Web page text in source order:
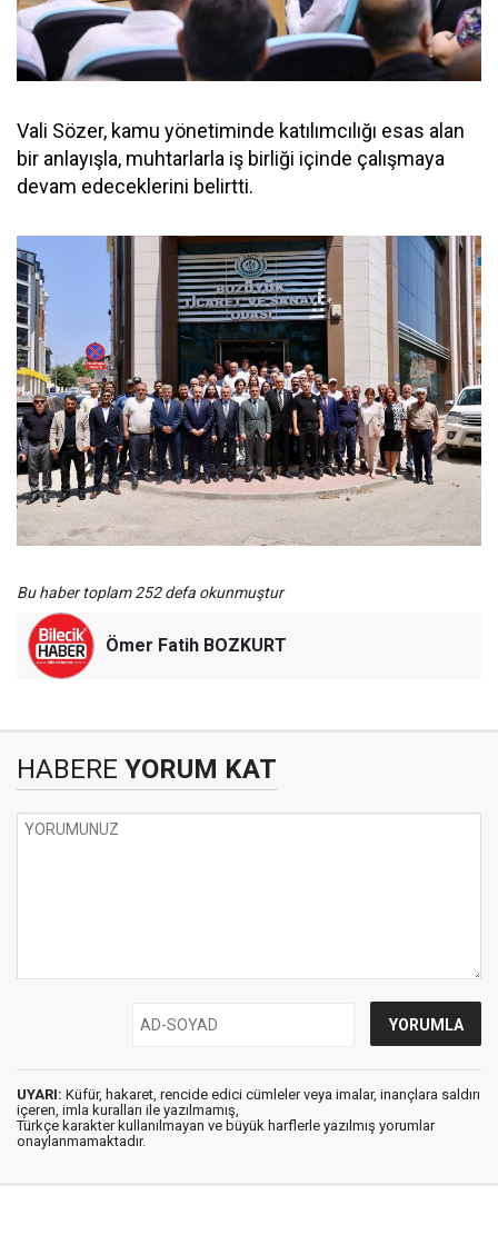
Vali Sözer, kamu yönetiminde katılımcılığı esas alan
bir anlayışla, muhtarlarla iş birliği içinde çalışmaya
devam edeceklerini belirtti.
Bu haber toplam 252 defa okunmuştur
Ömer Fatih BOZKURT
HABERE YORUM KAT
UYARI: Küfür, hakaret, rencide edici cümleler veya imalar, inançlara saldırı
içeren, imla kuralları ile yazılmamış,
Türkçe karakter kullanılmayan ve büyük harflerle yazılmış yorumlar
onaylanmamaktadır.